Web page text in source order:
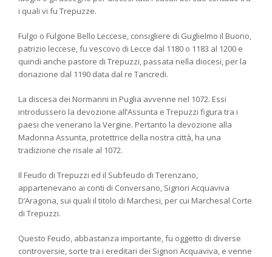
i quali vi fu Trepuzze.
Fulgo o Fulgone Bello Leccese, consigliere di Guglielmo il Buono,
patrizio leccese, fu vescovo di Lecce dal 1180 o 1183 al 1200 e
quindi anche pastore di Trepuzzi, passata nella diocesi, per la
donazione dal 1190 data dal re Tancredi.
La discesa dei Normanni in Puglia avvenne nel 1072. Essi
introdussero la devozione all’Assunta e Trepuzzi figura tra i
paesi che venerano la Vergine. Pertanto la devozione alla
Madonna Assunta, protettrice della nostra città, ha una
tradizione che risale al 1072.
Il Feudo di Trepuzzi ed il Subfeudo di Terenzano,
appartenevano ai conti di Conversano, Signori Acquaviva
D’Aragona, sui quali il titolo di Marchesi, per cui Marchesal Corte
di Trepuzzi.
Questo Feudo, abbastanza importante, fu oggetto di diverse
controversie, sorte tra i ereditari dei Signori Acquaviva, e venne